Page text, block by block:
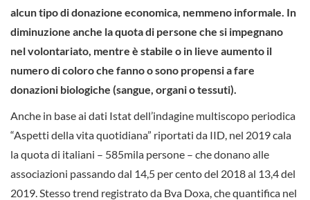
alcun tipo di donazione economica, nemmeno informale. In
diminuzione anche la quota di persone che si impegnano
nel volontariato, mentre è stabile o in lieve aumento il
numero di coloro che fanno o sono propensi a fare
donazioni biologiche (sangue, organi o tessuti).
Anche in base ai dati Istat dell’indagine multiscopo periodica
“Aspetti della vita quotidiana” riportati da IID, nel 2019 cala
la quota di italiani – 585mila persone – che donano alle
associazioni passando dal 14,5 per cento del 2018 al 13,4 del
2019. Stesso trend registrato da Bva Doxa, che quantifica nel